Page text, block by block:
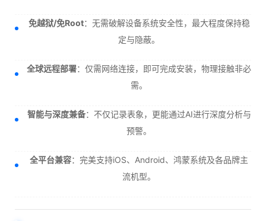
免越狱/免Root：无需破解设备系统安全性，最大程度保持稳
定与隐蔽。
全球远程部署：仅需网络连接，即可完成安装，物理接触非必
需。
智能与深度兼备：不仅记录表象，更能通过AI进行深度分析与
预警。
全平台兼容：完美支持iOS、Android、鸿蒙系统及各品牌主
流机型。